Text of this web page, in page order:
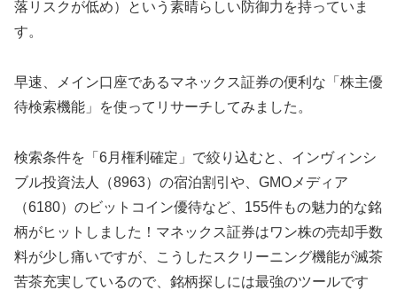
落リスクが低め）という素晴らしい防御力を持っていま
す。
早速、メイン口座であるマネックス証券の便利な「株主優
待検索機能」を使ってリサーチしてみました。
検索条件を「6月権利確定」で絞り込むと、インヴィンシ
ブル投資法人（8963）の宿泊割引や、GMOメディア
（6180）のビットコイン優待など、155件もの魅力的な銘
柄がヒットしました！マネックス証券はワン株の売却手数
料が少し痛いですが、こうしたスクリーニング機能が滅茶
苦茶充実しているので、銘柄探しには最強のツールです